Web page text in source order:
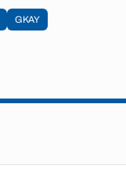
GKAY